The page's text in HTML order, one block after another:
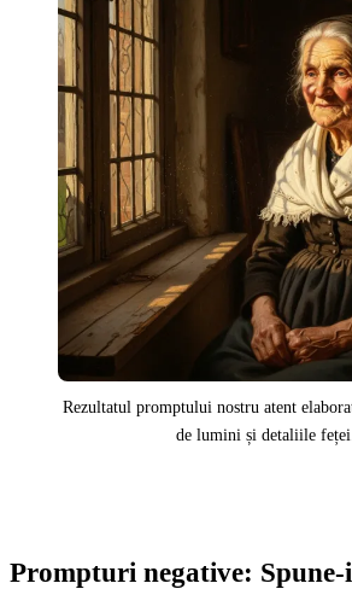
Rezultatul promptului nostru atent
de lumini și detaliile feței.
Prompturi negative: